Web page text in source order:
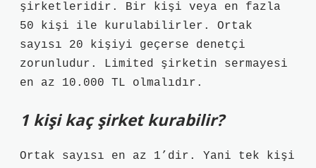
şirketleridir. Bir kişi veya en fazla
50 kişi ile kurulabilirler. Ortak
sayısı 20 kişiyi geçerse denetçi
zorunludur. Limited şirketin sermayesi
en az 10.000 TL olmalıdır.
1 kişi kaç şirket kurabilir?
Ortak sayısı en az 1’dir. Yani tek kişi